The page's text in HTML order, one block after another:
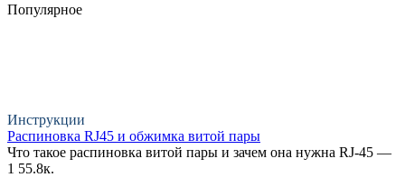
Популярное
Инструкции
Распиновка RJ45 и обжимка витой пары
Что такое распиновка витой пары и зачем она нужна RJ-45 —
1 55.8к.